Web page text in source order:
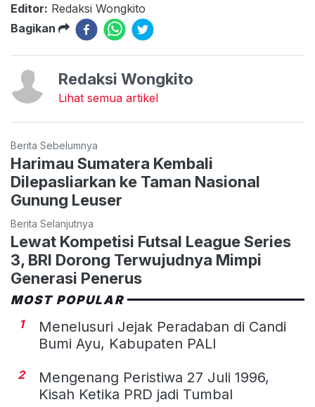
Editor: Redaksi Wongkito
Bagikan
Redaksi Wongkito
Lihat semua artikel
Berita Sebelumnya
Harimau Sumatera Kembali
Dilepasliarkan ke Taman Nasional
Gunung Leuser
Berita Selanjutnya
Lewat Kompetisi Futsal League Series
3, BRI Dorong Terwujudnya Mimpi
Generasi Penerus
MOST POPULAR
1
Menelusuri Jejak Peradaban di Candi
Bumi Ayu, Kabupaten PALI
2
Mengenang Peristiwa 27 Juli 1996,
Kisah Ketika PRD jadi Tumbal